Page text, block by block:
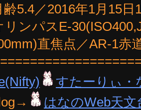
齢5.4／2016年1月15
リンパスE-
直焦点／AR-1赤
すたーりぃ・
はなのWeb天文